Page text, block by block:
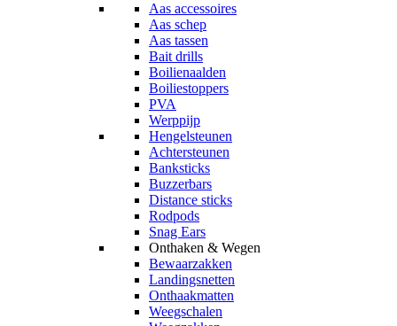
Aas accessoires
Aas schep
Aas tassen
Bait drills
Boilienaalden
Boiliestoppers
PVA
Werppijp
Hengelsteunen
Achtersteunen
Banksticks
Buzzerbars
Distance sticks
Rodpods
Snag Ears
Onthaken & Wegen
Bewaarzakken
Landingsnetten
Onthaakmatten
Weegschalen